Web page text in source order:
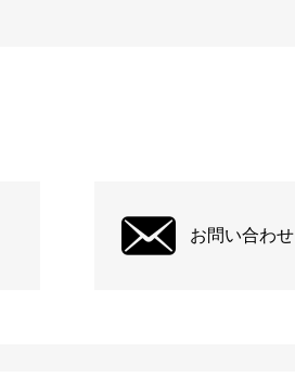
お問い合わせ